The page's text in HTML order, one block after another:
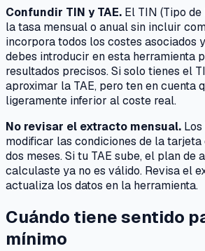
Confundir TIN y TAE. El TIN (Tipo
la tasa mensual o anual sin incluir
incorpora todos los costes asociados
debes introducir en esta herramienta
resultados precisos. Si solo tienes el
aproximar la TAE, pero ten en cuenta
ligeramente inferior al coste real.
No revisar el extracto mensual.
modificar las condiciones de la tarjeta
dos meses. Si tu TAE sube, el plan de
calculaste ya no es válido. Revisa el
actualiza los datos en la herramienta.
Cuándo tiene sentido
mínimo